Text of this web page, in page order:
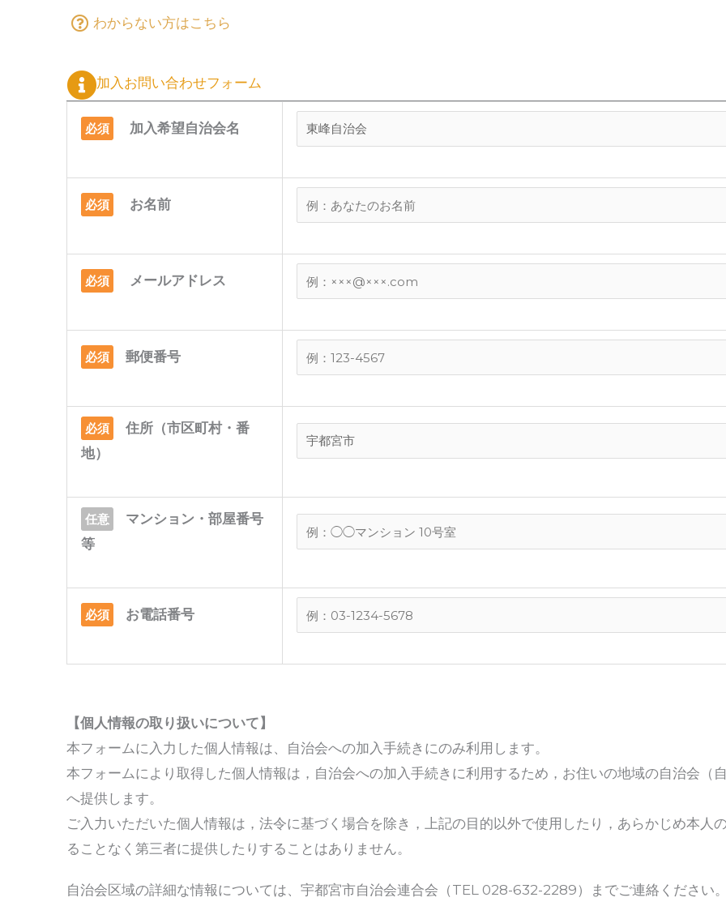
わからない方はこちら
加入お問い合わせフォーム
必須 加入希望自治会名
必須 お名前
必須 メールアドレス
必須 郵便番号
必須
住所（市区町村・番
地）
任意
マンション・部屋番号
等
必須 お電話番号
【個人情報の取り扱いについて】
本フォームに入力した個人情報は、自治会への加入手続きにのみ利用します。
本フォームにより取得した個人情報は，自治会への加入手続きに利用するため，お住いの地域の自治会（
へ提供します。
ご入力いただいた個人情報は，法令に基づく場合を除き，上記の目的以外で使用したり，あらかじめ本人
ることなく第三者に提供したりすることはありません。
自治会区域の詳細な情報については、宇都宮市自治会連合会（TEL 028-632-2289）までご連絡ください